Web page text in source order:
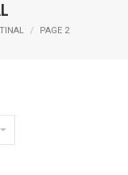
PAGE 2